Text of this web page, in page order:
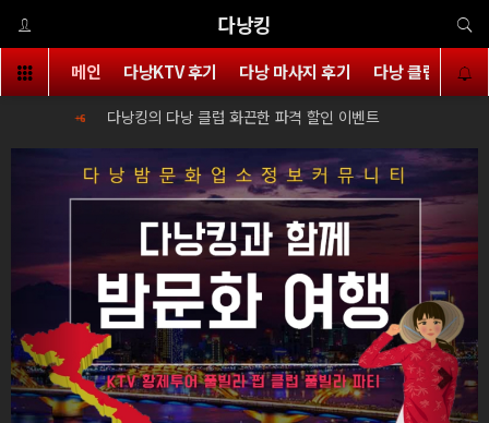
다낭킹
메인 다낭KTV 후기 다낭 마사지 후기 다낭 클럽 후기
다낭킹의 다낭 클럽 화끈한 파격 할인 이벤트
Previous Next